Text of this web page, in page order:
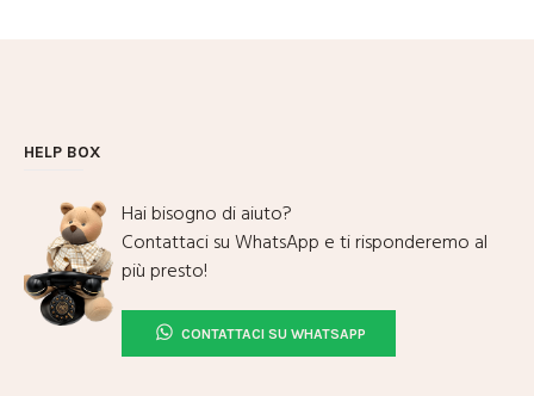
HELP BOX
Hai bisogno di aiuto?
Contattaci su WhatsApp e ti risponderemo al
più presto!
CONTATTACI SU WHATSAPP